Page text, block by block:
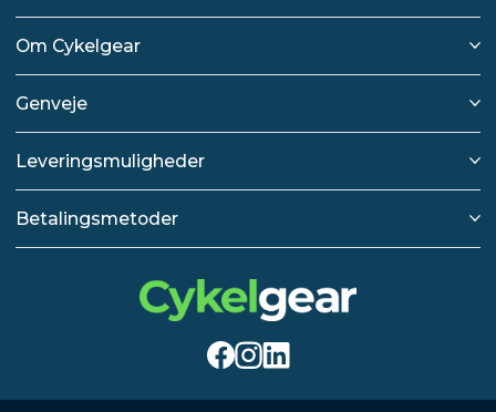
Om Cykelgear
Genveje
Leveringsmuligheder
Betalingsmetoder